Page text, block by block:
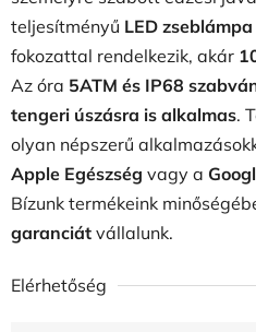
teljesítményű LED zseblámpa
fokozattal rendelkezik, akár
Az óra 5ATM és IP68
tengeri úszásra is alkalmas.
olyan népszerű
Apple Egészség vagy a
Bízunk termékeink
garanciát vállalunk.
Elérhetőség